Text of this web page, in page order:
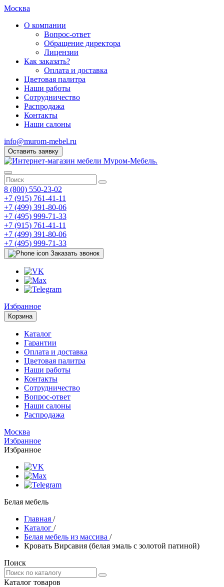
Москва
О компании
Вопрос-ответ
Обращение директора
Лицензии
Как заказать?
Оплата и доставка
Цветовая палитра
Наши работы
Сотрудничество
Распродажа
Контакты
Наши салоны
info@murom-mebel.ru
Оставить заявку
8 (800) 550-23-02
+7 (915) 761-41-11
+7 (499) 391-80-06
+7 (495) 999-71-33
+7 (915) 761-41-11
+7 (499) 391-80-06
+7 (495) 999-71-33
Заказать звонок
Избранное
Корзина
Каталог
Гарантии
Оплата и доставка
Цветовая палитра
Наши работы
Контакты
Сотрудничество
Вопрос-ответ
Наши салоны
Распродажа
Москва
Избранное
Избранное
Белая мебель
Главная /
Каталог /
Белая мебель из массива /
Кровать Вирсавия (белая эмаль с золотой патиной)
Поиск
Каталог товаров